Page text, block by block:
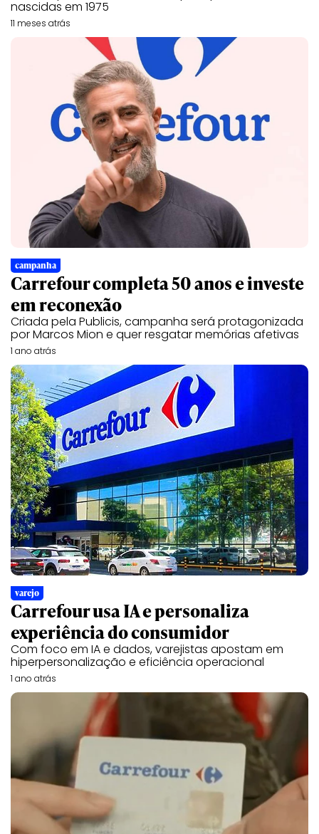
nascidas em 1975
11 meses atrás
campanha
Carrefour completa 50 anos e investe
em reconexão
Criada pela Publicis, campanha será protagonizada
por Marcos Mion e quer resgatar memórias afetivas
1 ano atrás
varejo
Carrefour usa IA e personaliza
experiência do consumidor
Com foco em IA e dados, varejistas apostam em
hiperpersonalização e eficiência operacional
1 ano atrás